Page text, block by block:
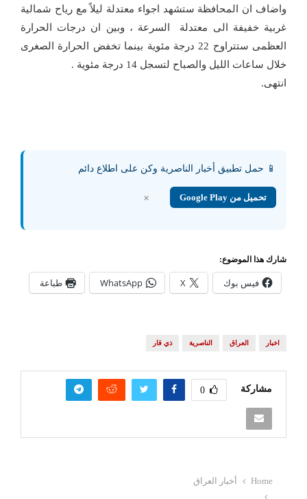
واضاف ان المحافظة ستشهد اجواء معتدلة ليلاً مع رياح شمالية
غربية خفيفة الى معتدلة السرعة ، وبين ان درجات الحرارة
العظمى ستتراوح 22 درجة مئوية بينما تخفض الحرارة الصغرى
خلال ساعات الليل والصباح لتسجل 14 درجة مئوية .
انتهى.
📱 حمل تطبيق أخبار الناصرية وكن على اطلاع دائم
تحميل من Google Play ×
شارك هذا الموضوع:
فيس بوك X
WhatsApp طباعة
اخبار العراق الناصرية ذي قار
مشاركة 0
Home أخبار العراق